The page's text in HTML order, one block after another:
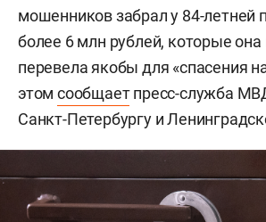
мошенников забрал у 84-летней
более 6 млн рублей, которые она
перевела якобы для «спасения
этом сообщаетпресс-служба
Санкт-Петербургу и